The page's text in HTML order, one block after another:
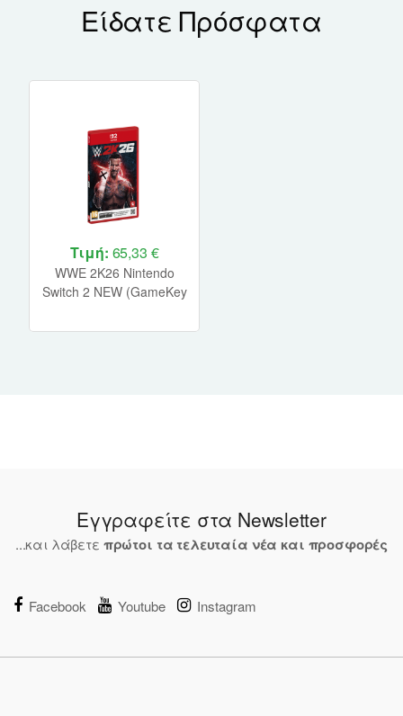
Είδατε Πρόσφατα
Τιμή: 65,33 €
WWE 2K26 Nintendo
Switch 2 NEW (GameKey
Εγγραφείτε στα Newsletter
...και λάβετε πρώτοι τα τελευταία νέα και προσφορές
Facebook Youtube Instagram